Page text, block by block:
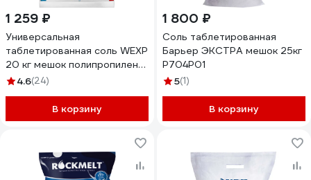
1 259 ₽
Универсальная
таблетированная соль WEXP
20 кг мешок полипропилен
3660
4.6(24)
В корзину
1 800 ₽
Соль таблетированная
Барьер ЭКСТРА мешок 25кг
Р704Р01
5(1)
В корзину